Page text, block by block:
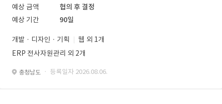
예상 금액
협의 후 결정
예상 기간
90일
개발 · 디자인 · 기획
웹 외 1개
ERP 전사자원관리 외 2개
충청남도 · 등록일자 2026.08.06.